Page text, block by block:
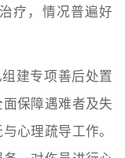
疗，情况普遍好
建专项善后处置
保障遇难者及失
心理疏导工作。